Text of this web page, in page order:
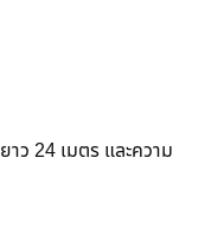
ว 24 เมตร และความ